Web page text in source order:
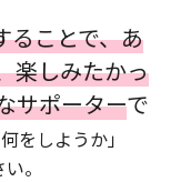
ることで、あ
楽しみたかっ
サポーターで
をしようか」
。